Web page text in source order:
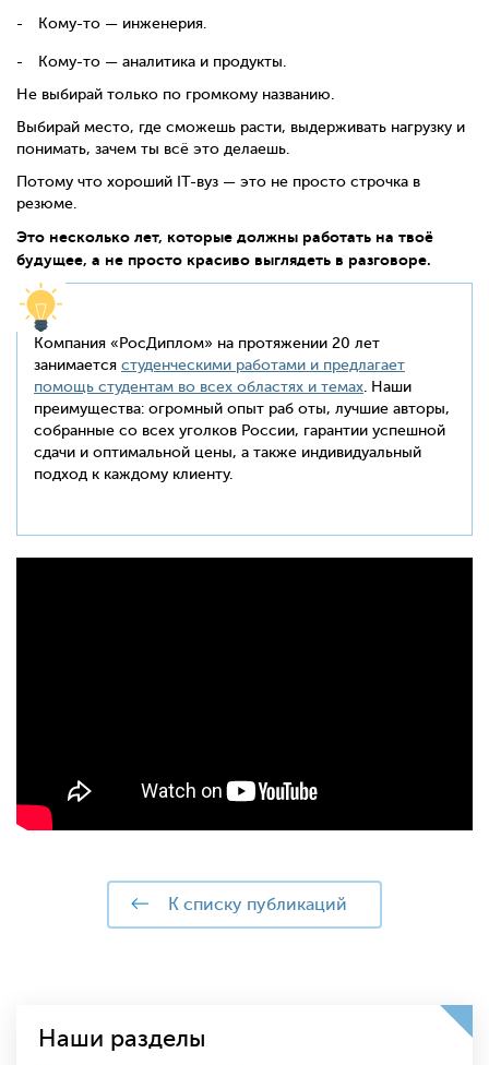
Кому-то — инженерия.
Кому-то — аналитика и продукты.
Не выбирай только по громкому названию.
Выбирай место, где сможешь расти, выдерживать нагрузку и
понимать, зачем ты всё это делаешь.
Потому что хороший IT-вуз — это не просто строчка в
резюме.
Это несколько лет, которые должны работать на твоё
будущее, а не просто красиво выглядеть в разговоре.
Компания «РосДиплом» на протяжении 20 лет
занимается студенческими работами и предлагает
помощь студентам во всех областях и темах . Наши
преимущества: огромный опыт раб оты, лучшие авторы,
собранные со всех уголков России, гарантии успешной
сдачи и оптимальной цены, а также индивидуальный
подход к каждому клиенту.
к списку публикаций
Наши разделы